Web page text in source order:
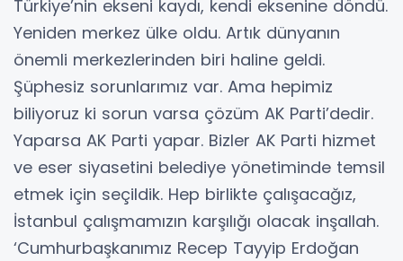
Türkiye’nin ekseni kaydı, kendi eksenine döndü.
Yeniden merkez ülke oldu. Artık dünyanın
önemli merkezlerinden biri haline geldi.
Şüphesiz sorunlarımız var. Ama hepimiz
biliyoruz ki sorun varsa çözüm AK Parti’dedir.
Yaparsa AK Parti yapar. Bizler AK Parti hizmet
ve eser siyasetini belediye yönetiminde temsil
etmek için seçildik. Hep birlikte çalışacağız,
İstanbul çalışmamızın karşılığı olacak inşallah.
‘Cumhurbaşkanımız Recep Tayyip Erdoğan